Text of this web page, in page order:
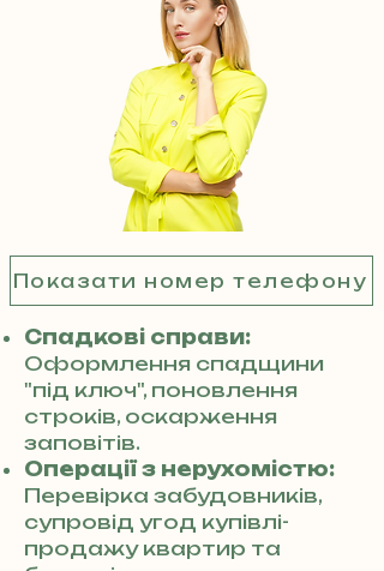
Показати номер телефону
Спадкові справи:
Оформлення спадщини
"під ключ", поновлення
строків, оскарження
заповітів.
Операції з нерухомістю:
Перевірка забудовників,
супровід угод купівлі-
продажу квартир та